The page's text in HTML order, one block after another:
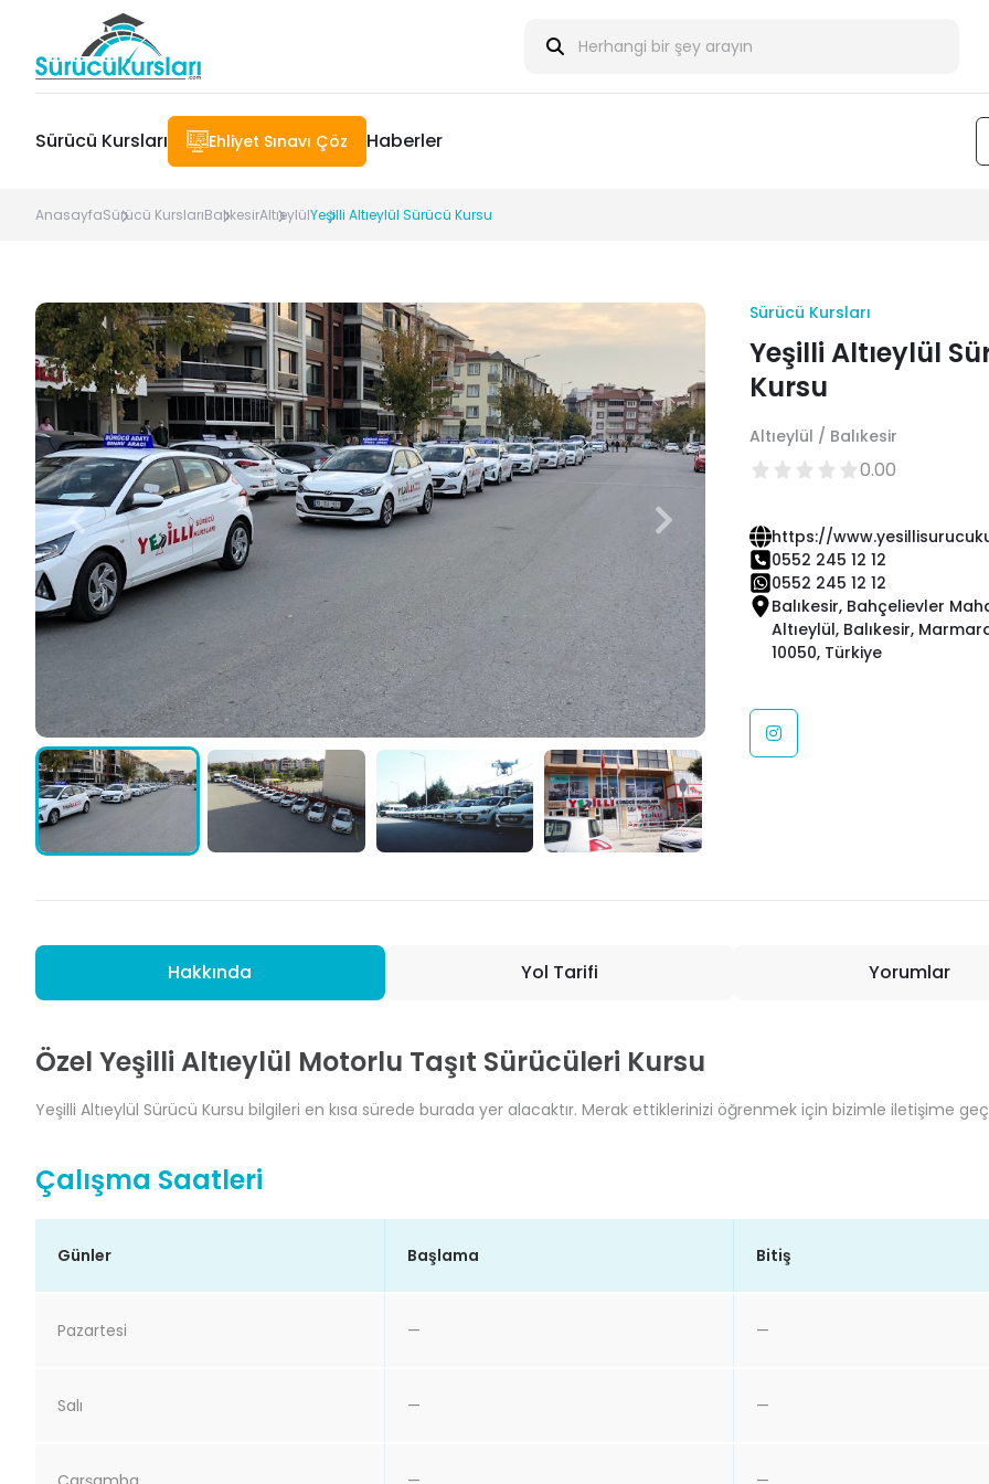
Sürücü Kursları Ehliyet Sınavı Çöz Haberler
AnasayfaSürücü KurslarıBalıkesirAltıeylülYeşilli Altıeylül Sürücü Kursu
Sürücü Kursları
Yeşilli Altıeylül
Kursu
Altıeylül / Balıkesir
0.00
https://
0552 245 12 12
0552 245 12 12
Balıkesir, Bahçelievler
Altıeylül, Balıkesir,
10050, Türkiye
Hakkında Yol Tarifi Yorumlar
Özel Yeşilli Altıeylül Motorlu Taşıt Sürücüleri Kursu
Yeşilli Altıeylül Sürücü Kursu bilgileri en kısa sürede burada yer alacaktır. Merak ettiklerinizi öğrenmek için bizimle iletişime
Çalışma Saatleri
Günler Başlama Bitiş
Pazartesi — —
Salı — —